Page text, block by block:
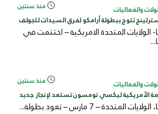
والفعاليات منذ سنتين
تتوج ببطولة أرامكو لفرق السيدات للجولف
الولايات المتحدة الامريكية – اختتمت في
والفعاليات منذ سنتين
الأمريكية ليكسي تومسون تستعد لإنجاز جديد
المتحدة – 7 مارس – تعود بطولة...